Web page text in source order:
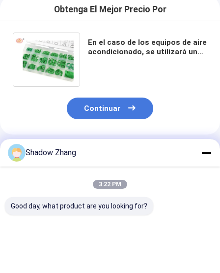
Obtenga El Mejor Precio Por
En el caso de los equipos de aire
acondicionado, se utilizará una
Continuar
Productos Recomendados
Shadow Zhang
3:22 PM
Good day, what product are you looking for?